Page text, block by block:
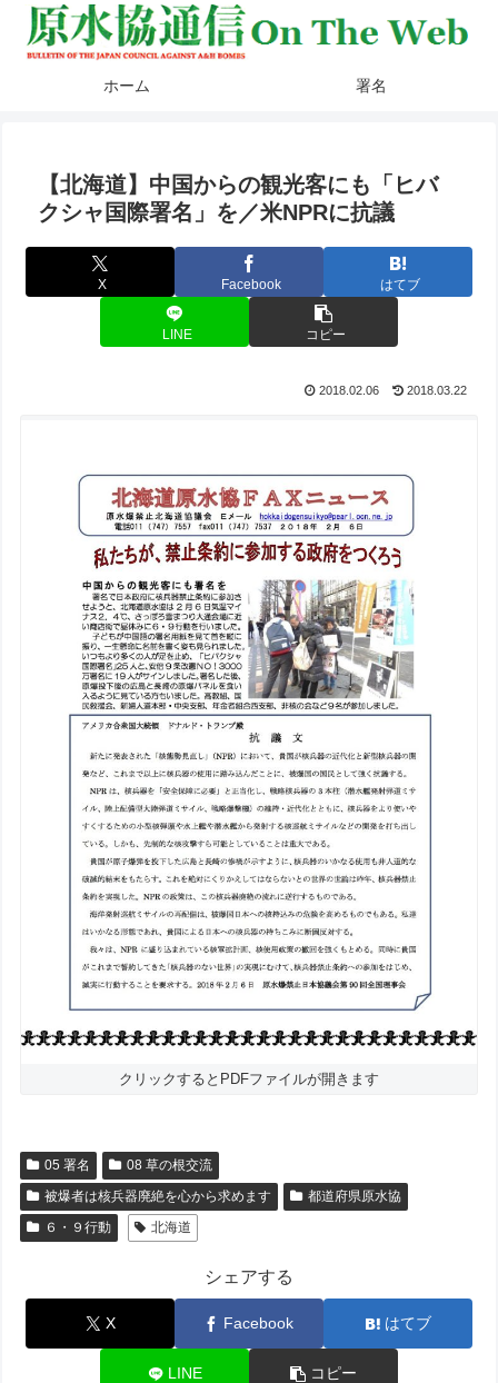
ホーム 署名
【北海道】中国からの観光客にも「ヒバ
クシャ国際署名」を／米NPRに抗議
X Facebook はてブ
LINE コピー
2018.02.06 2018.03.22
クリックするとPDFファイルが開きます
05 署名
08 草の根交流
被爆者は核兵器廃絶を心から求めます
都道府県原水協
６・９行動
北海道
シェアする
X Facebook はてブ
LINE コピー